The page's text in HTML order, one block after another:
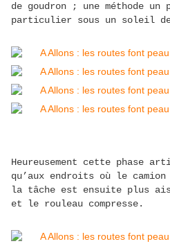
de goudron ; une méthode
particulier sous un soleil
Heureusement cette phase
qu’aux endroits où le camion
la tâche est ensuite plus
et le rouleau compresse.